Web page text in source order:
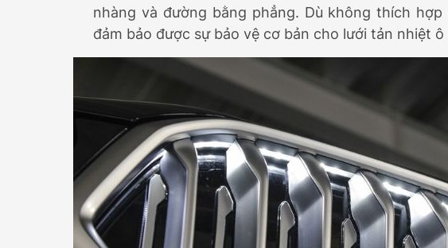
nhàng và đường bằng phẳng. Dù không thích
đảm bảo được sự bảo vệ cơ bản cho lưới tản nhiệt ô